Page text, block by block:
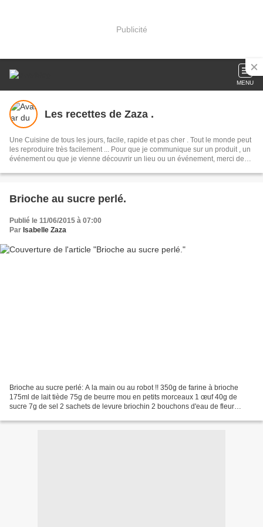
Publicité
MENU
Les recettes de Zaza .
Une Cuisine de tous les jours, facile, rapide et pas cher . Tout le monde peut
les reproduire très facilement ... Pour que je communique sur un produit , un
événement ou que je vienne découvrir un lieu ou un événement, merci de
Brioche au sucre perlé.
Publié le 11/06/2015 à 07:00
Par Isabelle Zaza
Brioche au sucre perlé: A la main ou au robot !! 350g de farine à brioche
175ml de lait tiède 75g de beurre mou en petits morceaux 1 œuf 40g de
sucre 7g de sel 2 sachets de levure briochin 2 bouchons d'eau de fleur